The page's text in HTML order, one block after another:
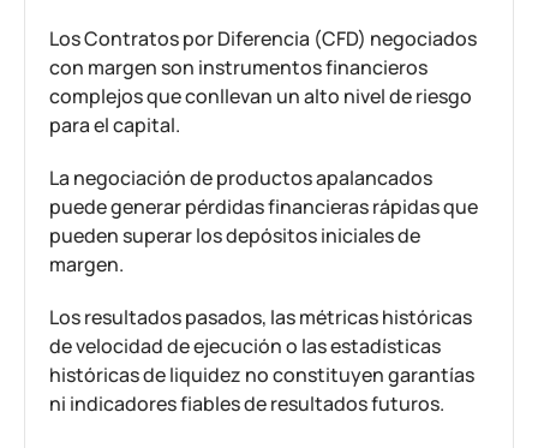
Los Contratos por Diferencia (CFD) negociados
con margen son instrumentos financieros
complejos que conllevan un alto nivel de riesgo
para el capital.
La negociación de productos apalancados
puede generar pérdidas financieras rápidas que
pueden superar los depósitos iniciales de
margen.
Los resultados pasados, las métricas históricas
de velocidad de ejecución o las estadísticas
históricas de liquidez no constituyen garantías
ni indicadores fiables de resultados futuros.